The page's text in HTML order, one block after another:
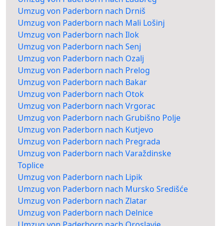
Umzug von Paderborn nach Drniš
Umzug von Paderborn nach Mali Lošinj
Umzug von Paderborn nach Ilok
Umzug von Paderborn nach Senj
Umzug von Paderborn nach Ozalj
Umzug von Paderborn nach Prelog
Umzug von Paderborn nach Bakar
Umzug von Paderborn nach Otok
Umzug von Paderborn nach Vrgorac
Umzug von Paderborn nach Grubišno Polje
Umzug von Paderborn nach Kutjevo
Umzug von Paderborn nach Pregrada
Umzug von Paderborn nach Varaždinske
Toplice
Umzug von Paderborn nach Lipik
Umzug von Paderborn nach Mursko Središće
Umzug von Paderborn nach Zlatar
Umzug von Paderborn nach Delnice